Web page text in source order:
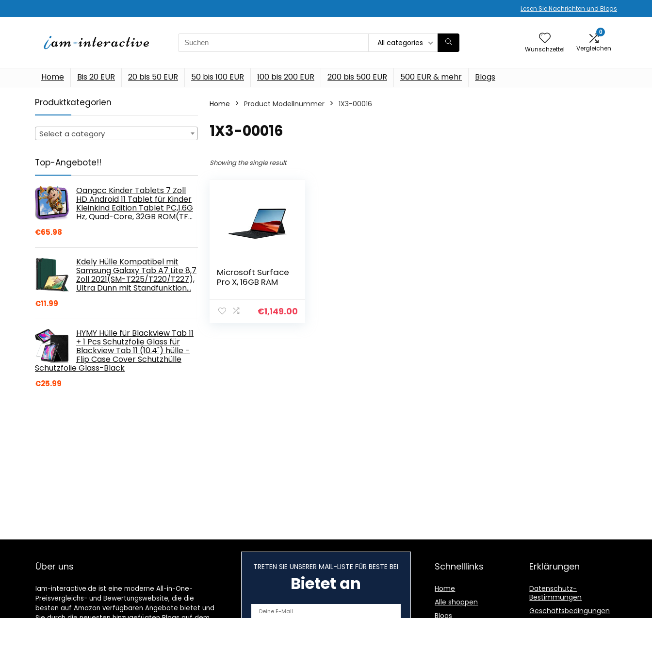
Lesen Sie Nachrichten und Blogs
Search
for:
All categories
Wunschzettel
0
Vergleichen
Home Bis 20 EUR 20 bis 50 EUR 50 bis 100 EUR 100 bis 200 EUR 200 bis 500 EUR 500 EUR & mehr Blogs
Produktkategorien
Select a category
Top-Angebote!!
Oangcc Kinder Tablets 7 Zoll
HD Android 11 Tablet für Kinder
Kleinkind Edition Tablet PC,1.6G
Hz, Quad-Core, 32GB ROM(TF…
€65.98
Kdely Hülle Kompatibel mit
Samsung Galaxy Tab A7 Lite 8,7
Zoll 2021(SM-T225/T220/T227),
Ultra Dünn mit Standfunktion…
€11.99
HYMY Hülle für Blackview Tab 11
+ 1 Pcs Schutzfolie Glass für
Blackview Tab 11 (10.4") hülle -
Flip Case Cover Schutzhülle
Schutzfolie Glass-Black
€25.99
Home Product Modellnummer ‎1X3-00016
‎1X3-00016
Showing the single result
Microsoft Surface
Pro X, 16GB RAM
€1,149.00
Über uns
Iam-interactive.de ist eine moderne All-in-One-
Preisvergleichs- und Bewertungswebsite, die die
besten auf Amazon verfügbaren Angebote bietet und
Sie durch die neuesten hinzugefügten Blogs auf dem
TRETEN SIE UNSERER MAIL-LISTE FÜR BESTE BEI
Bietet an
Schnelllinks
Home
Alle shoppen
Blogs
Erklärungen
Datenschutz-
Bestimmungen
Geschäftsbedingungen